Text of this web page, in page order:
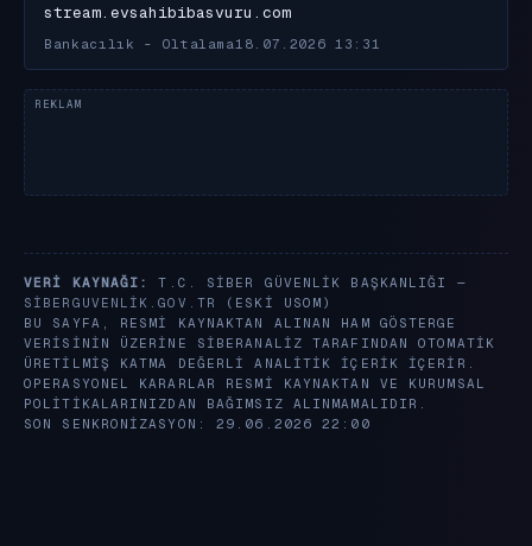
stream.evsahibibasvuru.com
Bankacılık - Oltalama 18.07.2026 13:31
VERI KAYNAĞI:
T.C. SIBER GÜVENLIK BAŞKANLIĞI —
SIBERGUVENLIK.GOV.TR
(ESKI USOM)
BU SAYFA, RESMI KAYNAKTAN ALINAN HAM GÖSTERGE
VERISININ ÜZERINE SIBERANALIZ TARAFINDAN OTOMATIK
ÜRETILMIŞ KATMA DEĞERLI ANALITIK IÇERIK IÇERIR.
OPERASYONEL KARARLAR RESMI KAYNAKTAN VE KURUMSAL
POLITIKALARINIZDAN BAĞIMSIZ ALINMAMALIDIR.
SON SENKRONIZASYON: 29.06.2026 22:00